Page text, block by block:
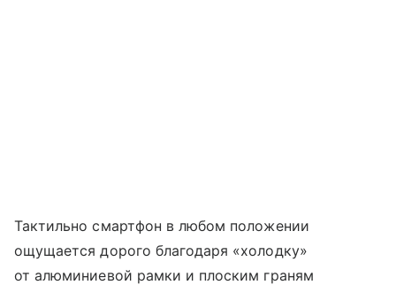
Тактильно смартфон в любом положении
ощущается дорого благодаря «холодку»
от алюминиевой рамки и плоским граням